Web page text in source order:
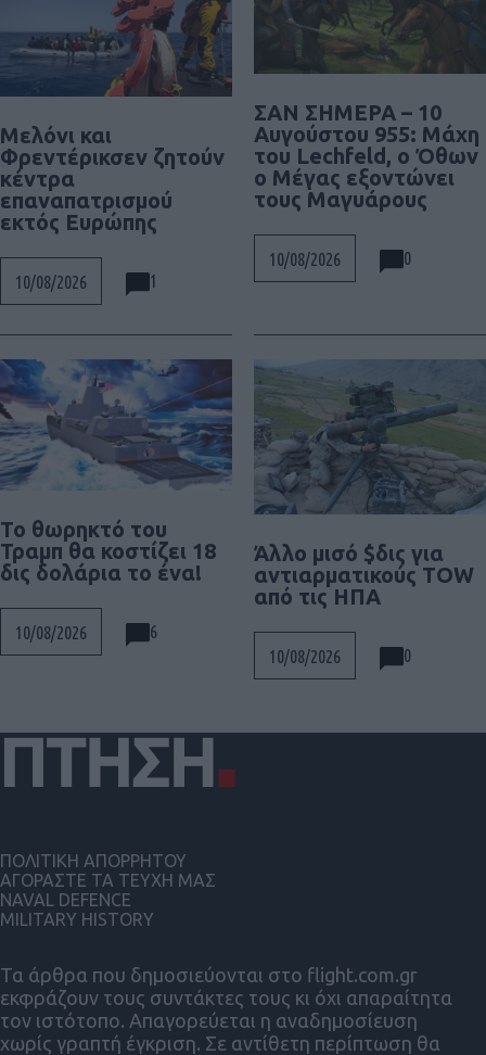
Μελόνι και
Φρεντέρικσεν ζητούν
κέντρα
επαναπατρισμού
εκτός Ευρώπης
10/08/2026 1
ΣΑΝ ΣΗΜΕΡΑ – 10
Αυγούστου 955: Μάχη
του Lechfeld, ο Όθων
ο Μέγας εξοντώνει
τους Μαγυάρους
10/08/2026 0
Το θωρηκτό του
Τραμπ θα κοστίζει 18
δις δολάρια το ένα!
10/08/2026 6
Άλλο μισό $δις για
αντιαρματικούς TOW
από τις ΗΠΑ
10/08/2026 0
Τα άρθρα που δημοσιεύονται στο flight.com.gr
εκφράζουν τους συντάκτες τους κι όχι απαραίτητα
τον ιστότοπο. Απαγορεύεται η αναδημοσίευση
χωρίς γραπτή έγκριση. Σε αντίθετη περίπτωση θα
ΠΟΛΙΤΙΚΗ ΑΠΟΡΡΗΤΟΥ
ΑΓΟΡΑΣΤΕ ΤΑ ΤΕΥΧΗ ΜΑΣ
NAVAL DEFENCE
MILITARY HISTORY